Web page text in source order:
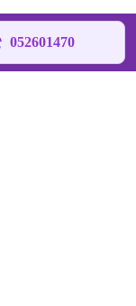
052601470